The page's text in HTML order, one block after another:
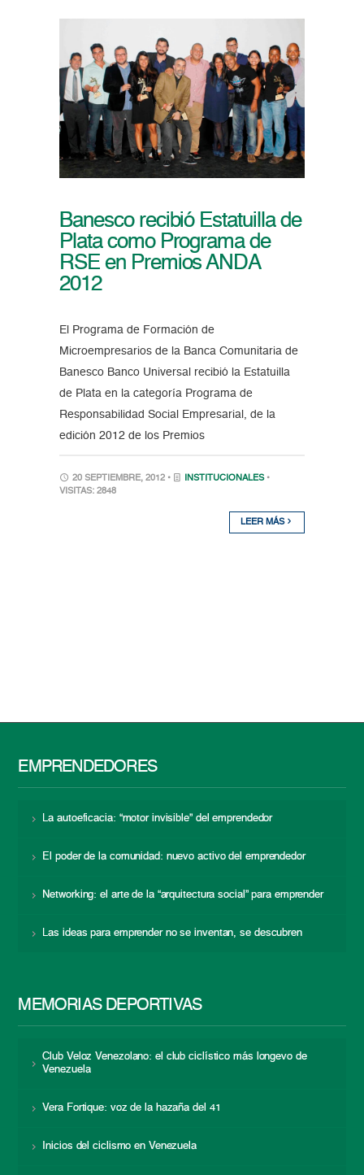
Banesco recibió Estatuilla de
Plata como Programa de
RSE en Premios ANDA
2012
El Programa de Formación de
Microempresarios de la Banca Comunitaria de
Banesco Banco Universal recibió la Estatuilla
de Plata en la categoría Programa de
Responsabilidad Social Empresarial, de la
edición 2012 de los Premios
20 SEPTIEMBRE, 2012 • INSTITUCIONALES •
VISITAS: 2848
LEER MÁS
EMPRENDEDORES
La autoeficacia: “motor invisible” del emprendedor
El poder de la comunidad: nuevo activo del emprendedor
Networking: el arte de la “arquitectura social” para emprender
Las ideas para emprender no se inventan, se descubren
MEMORIAS DEPORTIVAS
Club Veloz Venezolano: el club ciclístico más longevo de
Venezuela
Vera Fortique: voz de la hazaña del 41
Inicios del ciclismo en Venezuela